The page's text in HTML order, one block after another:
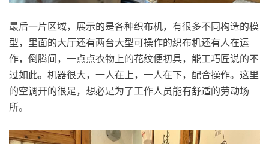
最后一片区域，展示的是各种织布机，有很多不同构造的模
型，里面的大厅还有两台大型可操作的织布机还有人在运
作，倒腾间，一点点衣物上的花纹便初具，能工巧匠说的不
过如此。机器很大，一人在上，一人在下，配合操作。这里
的空调开的很足，想必是为了工作人员能有舒适的劳动场
所。